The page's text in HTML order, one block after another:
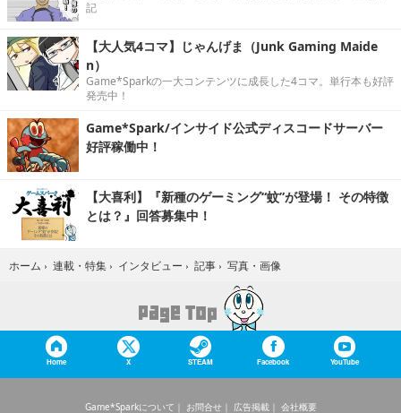
記
【大人気4コマ】じゃんげま（Junk Gaming Maide
n）
Game*Sparkの一大コンテンツに成長した4コマ。単行本も好評
発売中！
Game*Spark/インサイド公式ディスコードサーバー
好評稼働中！
【大喜利】『新種のゲーミング“蚊”が登場！ その特徴
とは？』回答募集中！
ホーム › 連載・特集 › インタビュー › 記事 › 写真・画像
Home X STEAM Facebook YouTube
Game*Sparkについて お問合せ 広告掲載 会社概要